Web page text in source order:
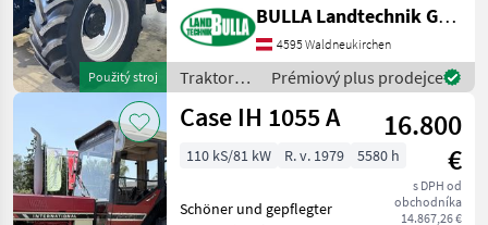
Použitý stroj
Getriebe +
volllastschaltbares
Getriebe + Power Shuttle +
50 km/h Getriebe +
automatisc
BULLA Landtechnik GmbH
4595 Waldneukirchen
Traktory /
Case IH
Prémiový plus prodejce
Case IH 1055 A
16.800
€
s DPH od
obchodníka
14.867,26 €
110 kS/81 kW R. v. 1979 5580 h
Schöner und gepflegter